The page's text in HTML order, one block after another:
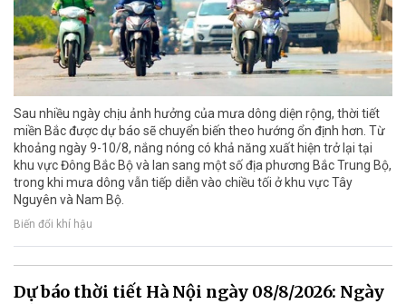
Sau nhiều ngày chịu ảnh hưởng của mưa dông diện rộng, thời tiết
miền Bắc được dự báo sẽ chuyển biến theo hướng ổn định hơn. Từ
khoảng ngày 9-10/8, nắng nóng có khả năng xuất hiện trở lại tại
khu vực Đông Bắc Bộ và lan sang một số địa phương Bắc Trung Bộ,
trong khi mưa dông vẫn tiếp diễn vào chiều tối ở khu vực Tây
Nguyên và Nam Bộ.
Biến đổi khí hậu
Dự báo thời tiết Hà Nội ngày 08/8/2026: Ngày